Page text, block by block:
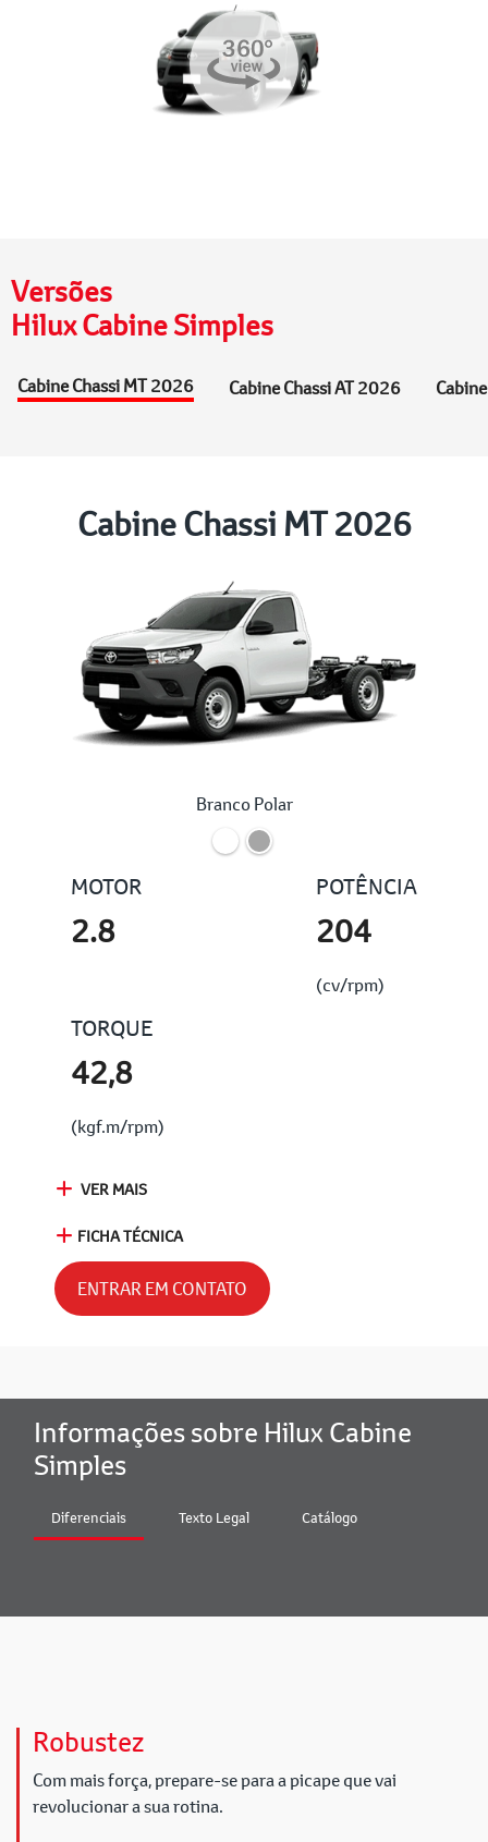
Versões
Hilux Cabine Simples
Cabine Chassi MT 2026 Cabine Chassi AT 2026
Cabine Chassi MT 2026
Branco Polar
MOTOR
2.8
POTÊNCIA
204
(cv/rpm)
TORQUE
42,8
(kgf.m/rpm)
VER MAIS
FICHA TÉCNICA
ENTRAR EM CONTATO
Informações sobre Hilux Cabine
Simples
Diferenciais Texto Legal Catálogo
Robustez
Com mais força, prepare-se para a picape que vai
revolucionar a sua rotina.